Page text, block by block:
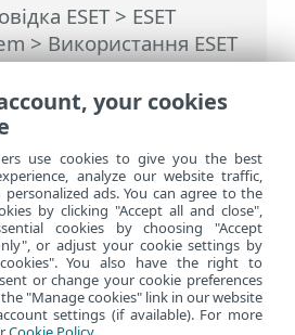
ESET> ESET
>Використання ESET
>ESET PROTECT On-
>Виявлені об’єкти
Prem
версію
your cookies
use cookies to give you the best
analyze our website traffic,
ads. You can agree to the
by clicking "Accept all and close",
cookies by choosing "Accept
or adjust your cookie settings by
You also have the right to
or change your cookie preferences
"Manage cookies" link in our website
settings (if available). For more